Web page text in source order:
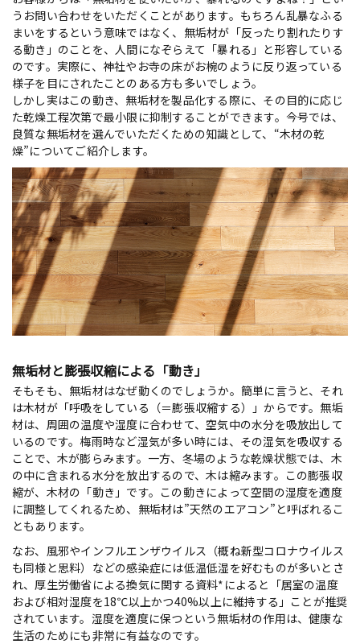
うお問い合わせをいただくことがあります。もちろん乱暴なふる
まいをするという意味ではなく、無垢材が「反ったり割れたりす
る動き」のことを、人間になぞらえて「暴れる」と形容している
のです。実際に、神社やお寺の床がお椀のように反り返っている
様子を目にされたことのある方も多いでしょう。
しかし実はこの動き、無垢材を製品化する際に、その目的に応じ
た乾燥工程次第で最小限に抑制することができます。今号では、
良質な無垢材を選んでいただくための知識として、“木材の乾
燥”についてご紹介します。
無垢材と膨張収縮による「動き」
そもそも、無垢材はなぜ動くのでしょうか。簡単に言うと、それ
は木材が「呼吸をしている（＝膨張収縮する）」からです。無垢
材は、周囲の温度や湿度に合わせて、空気中の水分を吸放出して
いるのです。梅雨時など湿気が多い時には、その湿気を吸収する
ことで、木が膨らみます。一方、冬場のような乾燥状態では、木
の中に含まれる水分を放出するので、木は縮みます。この膨張収
縮が、木材の「動き」です。この動きによって空間の湿度を適度
に調整してくれるため、無垢材は”天然のエアコン”と呼ばれるこ
ともあります。
なお、風邪やインフルエンザウイルス（概ね新型コロナウイルス
も同様と思料）などの感染症には低温低湿を好むものが多いとさ
れ、厚生労働省による換気に関する資料*によると「居室の温度
および相対湿度を18℃以上かつ40%以上に維持する」ことが推奨
されています。湿度を適度に保つという無垢材の作用は、健康な
生活のためにも非常に有益なのです。